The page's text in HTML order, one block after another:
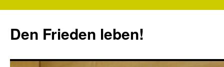
springen
Den Frieden leben!